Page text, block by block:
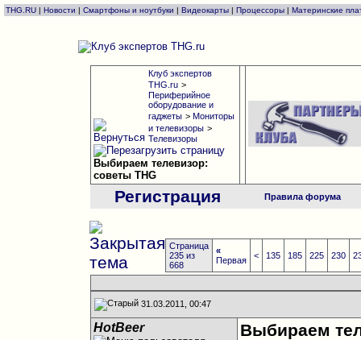
THG.RU | Новости | Смартфоны и ноутбуки | Видеокарты | Процессоры | Материнские
Клуб экспертов
THG.ru >
Периферийное
оборудование и
гаджеты > Мониторы
и телевизоры >
Телевизоры
Выбираем телевизор:
советы THG
Регистрация Правила форума
Страница
235 из
668
«
Первая
< 135 185 225 230
31.03.2011, 00:47
HotBeer Выбираем